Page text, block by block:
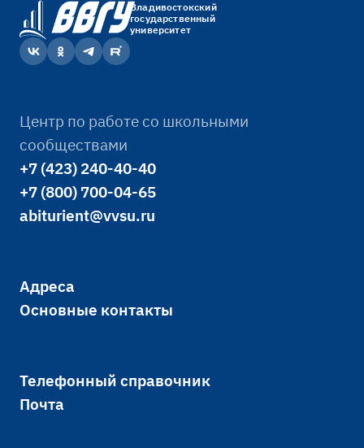
Владивостокский
государственный
университет
Центр по работе со школьными
сообществами
+7 (423) 240-40-40
+7 (800) 700-04-65
abiturient@vvsu.ru
Адреса
Основные контакты
Телефонный справочник
Почта